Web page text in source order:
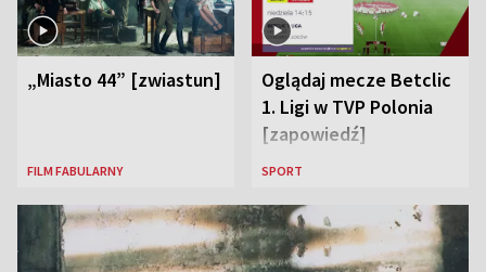
„Miasto 44” [zwiastun]
FILM FABULARNY
Oglądaj mecze Betclic
1. Ligi w TVP Polonia
[zapowiedź]
SPORT